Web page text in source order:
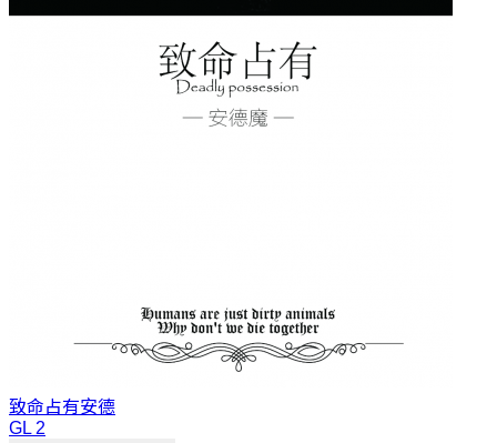
致命占有安德
GL 2